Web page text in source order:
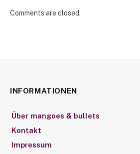
Comments are closed.
INFORMATIONEN
Über mangoes & bullets
Kontakt
Impressum